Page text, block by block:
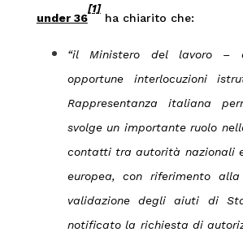
under 36
[1]
ha chiarito che:
“il Ministero del lavoro –
opportune interlocuzioni
Rappresentanza italiana
svolge un importante ruolo
contatti tra autorità nazionali
europea, con riferimento
validazione degli aiuti di
notificato la richiesta di